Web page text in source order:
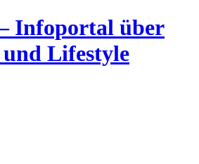
Infoportal über
Lifestyle